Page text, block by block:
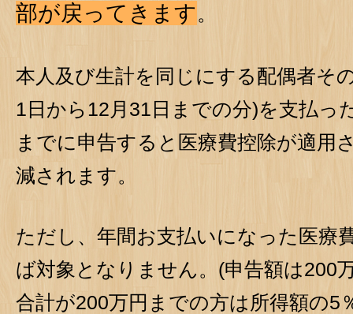
部が戻ってきます。
本人及び生計を同じにする配偶者そ
1日から12月31日までの分)を支払っ
までに申告すると医療費控除が適用
減されます。
ただし、年間お支払いになった医療
ば対象となりません。(申告額は200
合計が200万円までの方は所得額の5